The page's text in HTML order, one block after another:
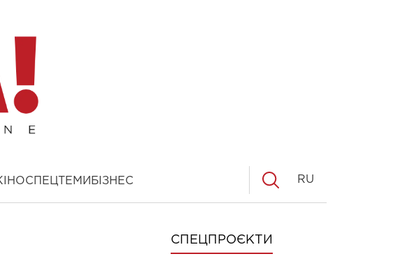
СПЕЦТЕМИ БІЗНЕС RU
СПЕЦПРОЄКТИ